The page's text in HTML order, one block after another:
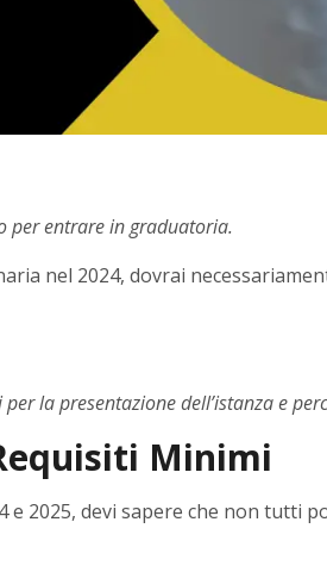
per entrare in graduatoria.
nel 2024, dovrai
la presentazione dell’istanza e
Minimi
e 2025, devi sapere che non tutti